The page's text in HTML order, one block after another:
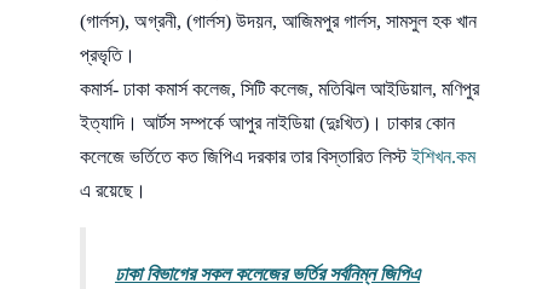
(গার্লস), অগ্রনী, (গার্লস) উদয়ন, আজিমপুর গার্লস, সামসুল হক খান
প্রভৃতি।
কমার্স- ঢাকা কমার্স কলেজ, সিটি কলেজ, মতিঝিল আইডিয়াল, মণিপুর
ইত্যাদি। আর্টস সম্পর্কে আপুর নাইডিয়া (দুঃখিত)। ঢাকার কোন
কলেজে ভর্তিতে কত জিপিএ দরকার তার বিস্তারিত লিস্টইশিখন.কম
এ রয়েছে।
ঢাকা বিভাগের সকল কলেজের ভর্তির সর্বনিম্ন জিপিএ